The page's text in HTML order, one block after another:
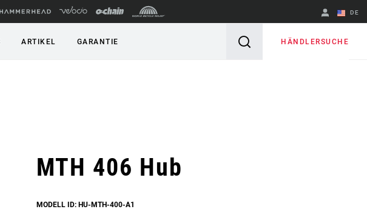
DE
Englisch
ARTIKEL GARANTIE HÄNDLERSUCHE
MTH 406 Hub
MODELL ID: HU-MTH-400-A1